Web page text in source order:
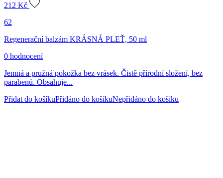
212 Kč
62
Regenerační balzám KRÁSNÁ PLEŤ, 50 ml
0 hodnocení
Jemná a pružná pokožka bez vrásek. Čistě přírodní složení, bez
parabenů. Obsahuje...
Přidat do košíkuPřidáno do košíkuNepřidáno do košíku